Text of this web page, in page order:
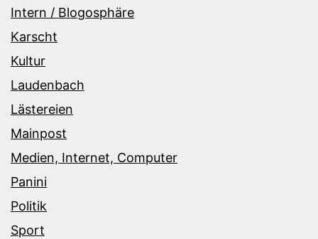
Intern / Blogosphäre
Karscht
Kultur
Laudenbach
Lästereien
Mainpost
Medien, Internet, Computer
Panini
Politik
Sport